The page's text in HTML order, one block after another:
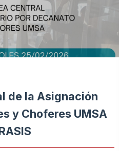
de la Asignación
y Choferes UMSA